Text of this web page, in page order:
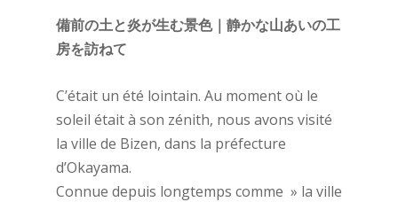
備前の土と炎が生む景色｜静かな山あいの工
房を訪ねて
C’était un été lointain. Au moment où le
soleil était à son zénith, nous avons visité
la ville de Bizen, dans la préfecture
d’Okayama.
Connue depuis longtemps comme » la ville